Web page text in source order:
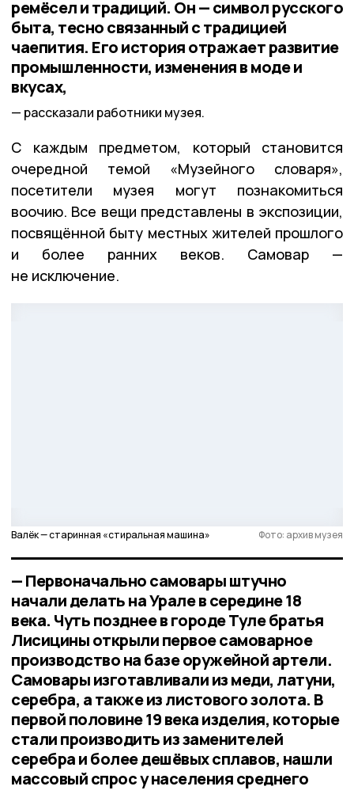
ремёсел и традиций. Он — символ русского
быта, тесно связанный с традицией
чаепития. Его история отражает развитие
промышленности, изменения в моде и
вкусах,
рассказали работники музея.
С каждым предметом, который становится
очередной темой «Музейного словаря»,
посетители музея могут познакомиться
воочию. Все вещи представлены в экспозиции,
посвящённой быту местных жителей прошлого
и более ранних веков. Самовар —
не исключение.
Валёк — старинная «стиральная машина» Фото: архив музея
— Первоначально самовары штучно
начали делать на Урале в середине 18
века. Чуть позднее в городе Туле братья
Лисицины открыли первое самоварное
производство на базе оружейной артели.
Самовары изготавливали из меди, латуни,
серебра, а также из листового золота. В
первой половине 19 века изделия, которые
стали производить из заменителей
серебра и более дешёвых сплавов, нашли
массовый спрос у населения среднего